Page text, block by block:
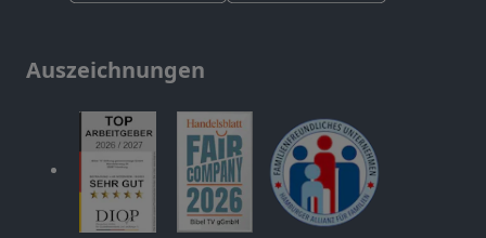
Auszeichnungen